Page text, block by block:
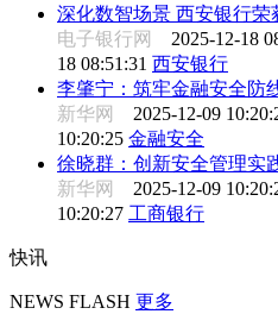
深化数智场景 西安银行荣
电子银行网 2025-12-18
18 08:51:31 西安银行
李肇宁：筑牢金融安全防
新华网 2025-12-09
10:20:25 金融安全
徐晓群：创新安全管理实
新华网 2025-12-09
10:20:27 工商银行
快讯
NEWS FLASH 更多